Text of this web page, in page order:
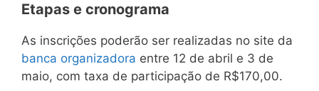
Etapas e cronograma
As inscrições poderão ser realizadas no site da
banca organizadora entre 12 de abril e 3 de
maio, com taxa de participação de R$170,00.